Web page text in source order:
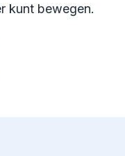
kunt bewegen.